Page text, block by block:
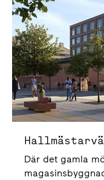
Där det gamla